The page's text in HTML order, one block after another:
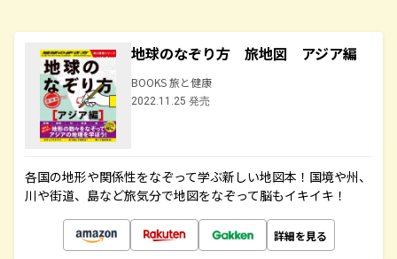
地球のなぞり方 旅地図 アジア編
BOOKS 旅と健康
2022.11.25 発売
各国の地形や関係性をなぞって学ぶ新しい地図本！国境や州、
川や街道、島など旅気分で地図をなぞって脳もイキイキ！
詳細を見る